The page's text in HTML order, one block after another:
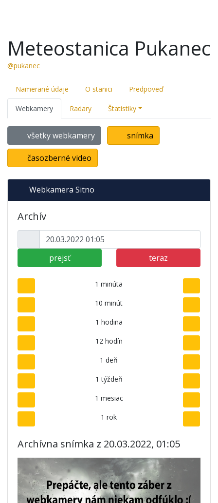
Meteostanica Pukanec
@pukanec
Namerané údaje O stanici Predpoveď
Webkamery Radary Štatistiky
všetky webkamery snímka
časozberné video
Webkamera Sitno
Archív
prejsť teraz
1 minúta
10 minút
1 hodina
12 hodín
1 deň
1 týždeň
1 mesiac
1 rok
Archívna snímka z 20.03.2022, 01:05